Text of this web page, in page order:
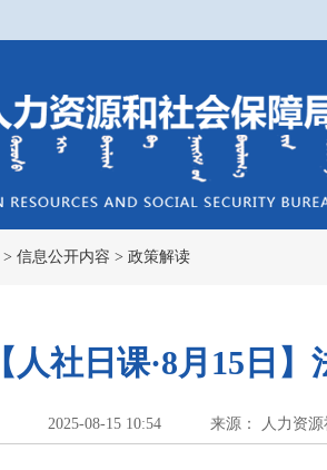
> 信息公开内容 > 政策解读
【人社日课·8月15日
2025-08-15 10:54 来源： 人力资